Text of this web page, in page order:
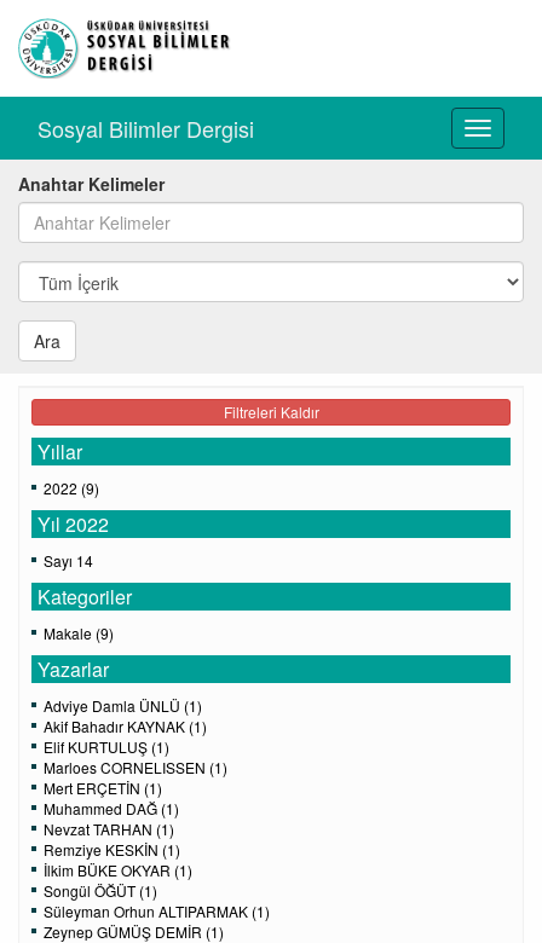
Toggle
Sosyal Bilimler Dergisi
Anahtar Kelimeler
Ara
Filtreleri Kaldır
Yıllar
2022 (9)
Yıl 2022
Sayı 14
Kategoriler
Makale (9)
Yazarlar
Adviye Damla ÜNLÜ (1)
Akif Bahadır KAYNAK (1)
Elif KURTULUŞ (1)
Marloes CORNELISSEN (1)
Mert ERÇETİN (1)
Muhammed DAĞ (1)
Nevzat TARHAN (1)
Remziye KESKİN (1)
İlkim BÜKE OKYAR (1)
Songül ÖĞÜT (1)
Süleyman Orhun ALTIPARMAK (1)
Zeynep GÜMÜŞ DEMİR (1)